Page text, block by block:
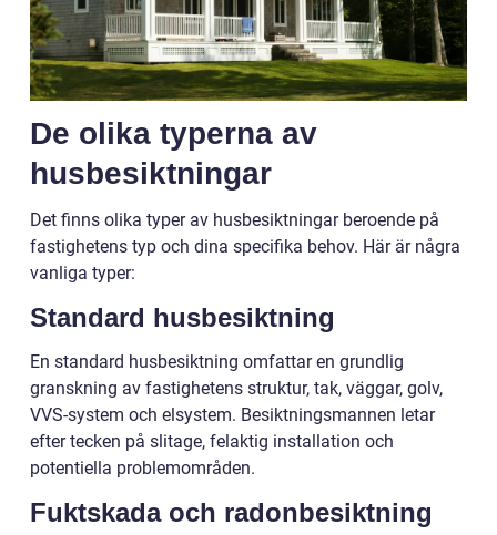
De olika typerna av
husbesiktningar
Det finns olika typer av husbesiktningar beroende på
fastighetens typ och dina specifika behov. Här är några
vanliga typer:
Standard husbesiktning
En standard husbesiktning omfattar en grundlig
granskning av fastighetens struktur, tak, väggar, golv,
VVS-system och elsystem. Besiktningsmannen letar
efter tecken på slitage, felaktig installation och
potentiella problemområden.
Fuktskada och radonbesiktning